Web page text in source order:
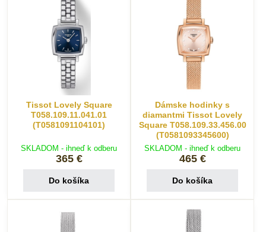
Tissot Lovely Square
T058.109.11.041.01
(T0581091104101)
SKLADOM - ihneď k odberu
365 €
Do košíka
Dámske hodinky s
diamantmi Tissot Lovely
Square T058.109.33.456.00
(T0581093345600)
SKLADOM - ihneď k odberu
465 €
Do košíka